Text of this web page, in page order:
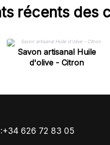
récents des
Savon artisanal Huile
d'olive - Citron
+34 626 72 83 05